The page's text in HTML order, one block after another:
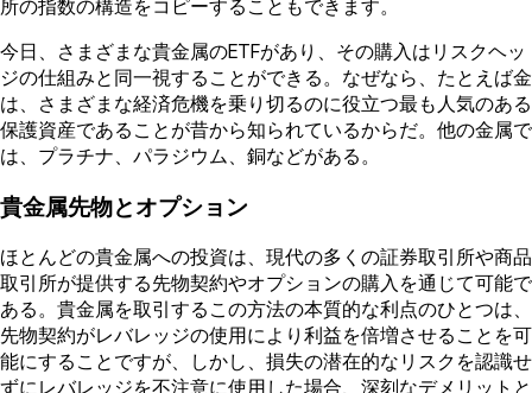
所の指数の構造をコピーすることもできます。
今日、さまざまな貴金属のETFがあり、その購入はリスクヘッ
ジの仕組みと同一視することができる。なぜなら、たとえば金
は、さまざまな経済危機を乗り切るのに役立つ最も人気のある
保護資産であることが昔から知られているからだ。他の金属で
は、プラチナ、パラジウム、銅などがある。
貴金属先物とオプション
ほとんどの貴金属への投資は、現代の多くの証券取引所や商品
取引所が提供する先物契約やオプションの購入を通じて可能で
ある。貴金属を取引するこの方法の本質的な利点のひとつは、
先物契約がレバレッジの使用により利益を倍増させることを可
能にすることですが、しかし、損失の潜在的なリスクを認識せ
ずにレバレッジを不注意に使用した場合、深刻なデメリットと